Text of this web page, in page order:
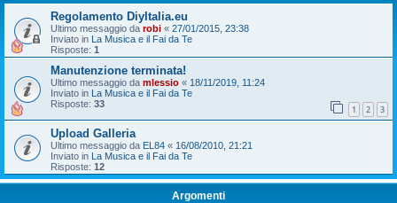
Regolamento DiyItalia.eu
Ultimo messaggio da robi « 27/01/2015, 23:38
Inviato in La Musica e il Fai da Te
Risposte: 1
Manutenzione terminata!
Ultimo messaggio da mlessio « 18/11/2019, 11:24
Inviato in La Musica e il Fai da Te
Risposte: 33 1 2 3
Upload Galleria
Ultimo messaggio da EL84 « 16/08/2010, 21:21
Inviato in La Musica e il Fai da Te
Risposte: 12
Argomenti